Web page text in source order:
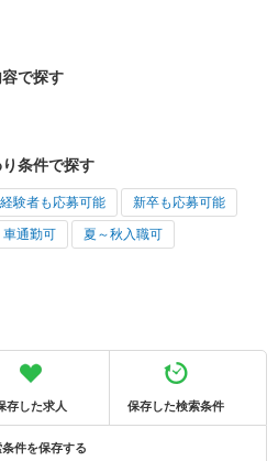
で探す
条件で探す
験者も応募可能 新卒も応募可能
車通勤可 夏～秋入職可
存した求人 保存した検索条件
件を保存する